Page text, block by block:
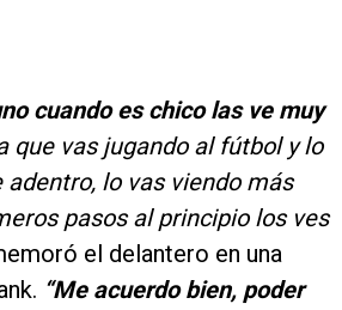
cuando es chico las ve muy
que vas jugando al fútbol y lo
adentro, lo vas viendo más
pasos al principio los ves
el delantero en una
“Me acuerdo bien, poder